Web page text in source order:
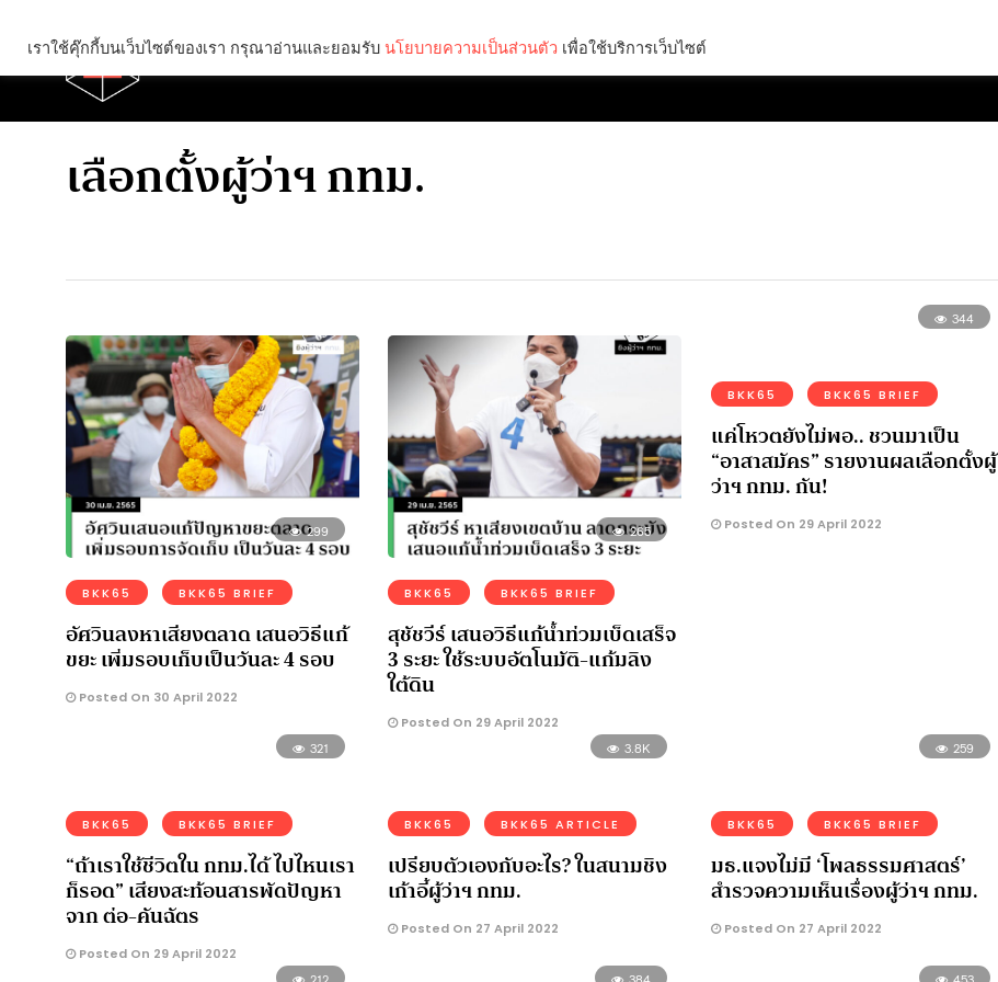
เลือกตั้งผู้ว่าฯ กทม.
299
BKK65 BKK65 BRIEF
อัศวินลงหาเสียงตลาด เสนอวิธีแก้
ขยะ เพิ่มรอบเก็บเป็นวันละ 4 รอบ
Posted On 30 April 2022
265
BKK65 BKK65 BRIEF
สุชัชวีร์ เสนอวิธีแก้น้ำท่วมเบ็ดเสร็จ
3 ระยะ ใช้ระบบอัตโนมัติ-แก้มลิง
ใต้ดิน
Posted On 29 April 2022
344
BKK65 BKK65 BRIEF
แค่โหวตยังไม่พอ.. ชวนมาเป็น
“อาสาสมัคร” รายงานผลเลือกตั้งผู้
ว่าฯ กทม. กัน!
Posted On 29 April 2022
321
BKK65 BKK65 BRIEF
“ถ้าเราใช้ชีวิตใน กทม.ได้ ไปไหนเรา
ก็รอด” เสียงสะท้อนสารพัดปัญหา
จาก ต่อ-คันฉัตร
Posted On 29 April 2022
3.8K
BKK65 BKK65 ARTICLE
เปรียบตัวเองกับอะไร? ในสนามชิง
เก้าอี้ผู้ว่าฯ กทม.
Posted On 27 April 2022
259
BKK65 BKK65 BRIEF
มธ.แจงไม่มี ‘โพลธรรมศาสตร์’
สำรวจความเห็นเรื่องผู้ว่าฯ กทม.
Posted On 27 April 2022
เราใช้คุ๊กกี้บนเว็บไซต์ของเรา กรุณาอ่านและยอมรับ นโยบายความเป็นส่วนตัว เพื่อใช้บริการเว็บไซต์